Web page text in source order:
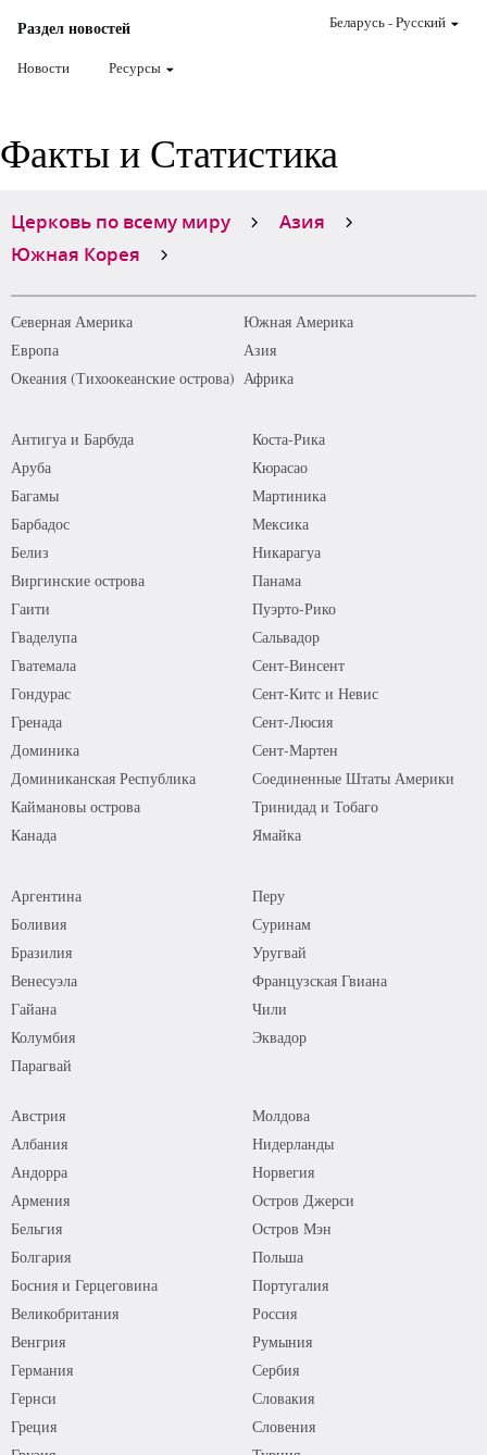
Раздел новостей
Новости Ресурсы
Беларусь-Pусский
Факты и Статистика
Церковь по всему миру
Азия
Южная Корея
Северная Америка
Южная Америка
Европа
Азия
Океания (Тихоокеанские острова) Африка
Антигуа и Барбуда
Аруба
Багамы
Барбадос
Белиз
Виргинские острова
Гаити
Гваделупа
Гватемала
Гондурас
Гренада
Доминика
Доминиканская Республика
Каймановы острова
Канада
Коста-Рика
Кюрасао
Мартиника
Мексика
Никарагуа
Панама
Пуэрто-Рико
Сальвадор
Сент-Винсент
Сент-Китс и Невис
Сент-Люсия
Сент-Мартен
Соединенные Штаты Америки
Тринидад и Тобаго
Ямайка
Аргентина
Боливия
Бразилия
Венесуэла
Гайана
Колумбия
Парагвай
Перу
Суринам
Уругвай
Французская Гвиана
Чили
Эквадор
Австрия
Албания
Андорра
Армения
Бельгия
Болгария
Босния и Герцеговина
Великобритания
Венгрия
Германия
Гернси
Греция
Молдова
Нидерланды
Норвегия
Остров Джерси
Остров Мэн
Польша
Португалия
Россия
Румыния
Сербия
Словакия
Словения